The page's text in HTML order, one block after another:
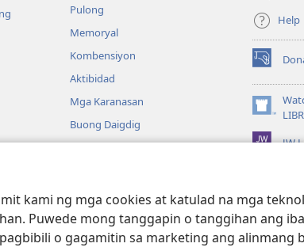
kami ng mga cookies at katulad na mga
Puwede mong tanggapin o tanggihan ang
o gagamitin sa marketing ang alinmang
Pulong
Memoryal
Kombensiyon
Aktibidad
Mga Karanasan
Buong Daigdig
Help
(may
bubukas
na
bagong
(may
bubukas
na
JW